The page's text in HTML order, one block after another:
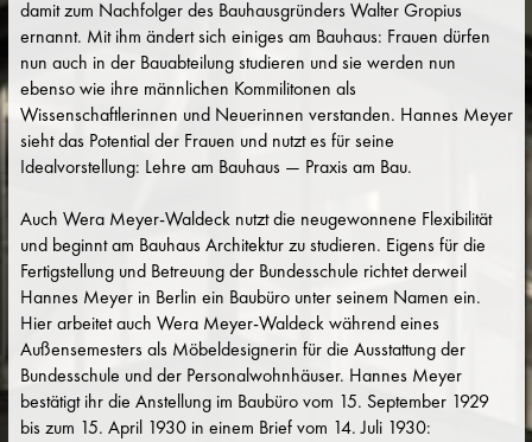
damit zum Nachfolger des Bauhausgründers Walter Gropius
ernannt. Mit ihm ändert sich einiges am Bauhaus: Frauen dürfen
nun auch in der Bauabteilung studieren und sie werden nun
ebenso wie ihre männlichen Kommilitonen als
Wissenschaftlerinnen und Neuerinnen verstanden. Hannes Meyer
sieht das Potential der Frauen und nutzt es für seine
Idealvorstellung: Lehre am Bauhaus — Praxis am Bau.
Auch Wera Meyer-Waldeck nutzt die neugewonnene Flexibilität
und beginnt am Bauhaus Architektur zu studieren. Eigens für die
Fertigstellung und Betreuung der Bundesschule richtet derweil
Hannes Meyer in Berlin ein Baubüro unter seinem Namen ein.
Hier arbeitet auch Wera Meyer-Waldeck während eines
Außensemesters als Möbeldesignerin für die Ausstattung der
Bundesschule und der Personalwohnhäuser. Hannes Meyer
bestätigt ihr die Anstellung im Baubüro vom 15. September 1929
bis zum 15. April 1930 in einem Brief vom 14. Juli 1930: